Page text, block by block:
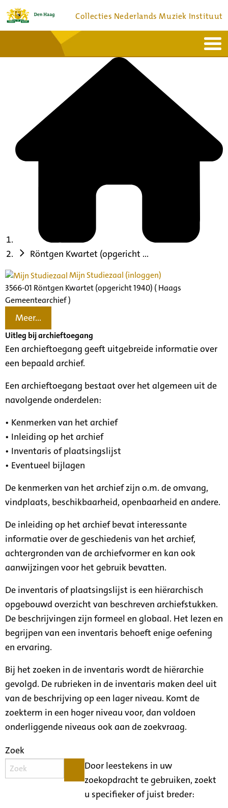
Collecties Nederlands Muziek Instituut
Bronnen en collecties
Röntgen Kwartet (opgericht ...
Mijn Studiezaal (inloggen)
3566-01 Röntgen Kwartet (opgericht 1940) ( Haags
Gemeentearchief )
Meer...
Uitleg bij archieftoegang
Een archieftoegang geeft uitgebreide informatie over
een bepaald archief.
Een archieftoegang bestaat over het algemeen uit de
navolgende onderdelen:
• Kenmerken van het archief
• Inleiding op het archief
• Inventaris of plaatsingslijst
• Eventueel bijlagen
De kenmerken van het archief zijn o.m. de omvang,
vindplaats, beschikbaarheid, openbaarheid en andere.
De inleiding op het archief bevat interessante
informatie over de geschiedenis van het archief,
achtergronden van de archiefvormer en kan ook
aanwijzingen voor het gebruik bevatten.
De inventaris of plaatsingslijst is een hiërarchisch
opgebouwd overzicht van beschreven archiefstukken.
De beschrijvingen zijn formeel en globaal. Het lezen en
begrijpen van een inventaris behoeft enige oefening
en ervaring.
Bij het zoeken in de inventaris wordt de hiërarchie
gevolgd. De rubrieken in de inventaris maken deel uit
van de beschrijving op een lager niveau. Komt de
zoekterm in een hoger niveau voor, dan voldoen
onderliggende niveaus ook aan de zoekvraag.
Zoek
Door leestekens in uw
zoekopdracht te gebruiken, zoekt
u specifieker of juist breder: